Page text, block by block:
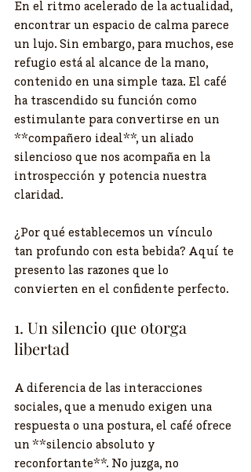
En el ritmo acelerado de la actualidad,
encontrar un espacio de calma parece
un lujo. Sin embargo, para muchos, ese
refugio está al alcance de la mano,
contenido en una simple taza. El café
ha trascendido su función como
estimulante para convertirse en un
**compañero ideal**, un aliado
silencioso que nos acompaña en la
introspección y potencia nuestra
claridad.
¿Por qué establecemos un vínculo
tan profundo con esta bebida? Aquí te
presento las razones que lo
convierten en el confidente perfecto.
1. Un silencio que otorga
libertad
A diferencia de las interacciones
sociales, que a menudo exigen una
respuesta o una postura, el café ofrece
un **silencio absoluto y
reconfortante**. No juzga, no